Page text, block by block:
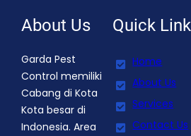
About Us
Garda Pest
Control memiliki
Cabang di Kota
Kota besar di
Indonesia. Area
Quick
Home
About Us
Services
Contact Us